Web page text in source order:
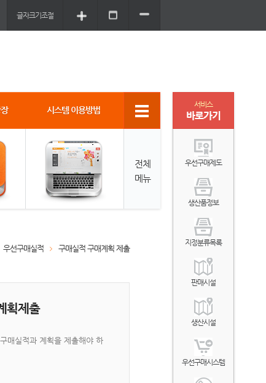
글자크기조절
시스템 이용방법
전체
메뉴
우선구매실적 구매실적 구매계획 제출
획제출
매실적과 계획을 제출해야 하
서비스
바로가기
우선구매제도
생산품정보
지정분류목록
판매시설
생산시설
우선구매시스템